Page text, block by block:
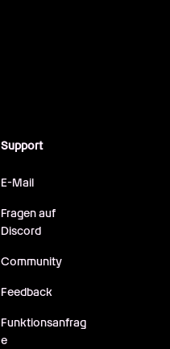
Support
E-Mail
Fragen auf
Discord
Community
Feedback
Funktionsanfrag
e